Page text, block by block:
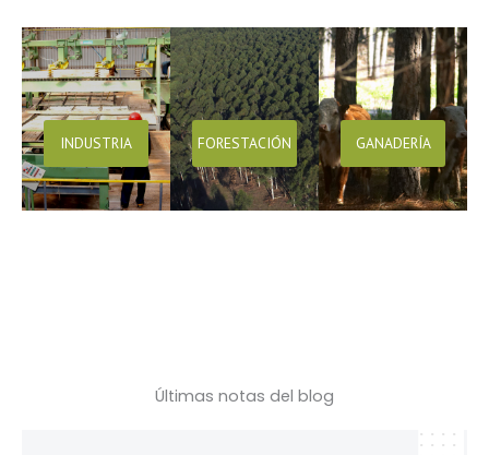
INDUSTRIA FORESTACIÓN GANADERÍA
Últimas notas del blog